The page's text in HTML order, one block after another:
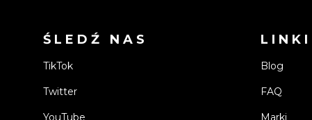
ŚLEDŹ NAS
TikTok
Twitter
YouTube
LINKI
Blog
FAQ
Marki